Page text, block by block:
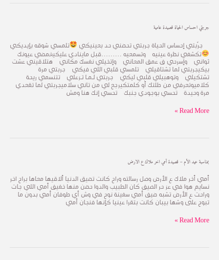
جربتي احساس الحياة قصيدة عامية
جرّبتي إحساس الحياة جربتي تحضني حد بعينيكي
تلمسي شوقه بإيديكي
تكشفي نظرة عينيه وتسمعيه ………قبل ماينادي عليكيغمضي عيونك
ثواني وإسرحي ف عمق المعاني وإتخيلي نفسك مكاني هتلاقيني عشت
بيكيجربتي لما تشتاقيلي تلمسي قلبي اللي فيكي جربتي مرة
تشتكيلي وتوهبيلي قلبي ليكي جربتي لـــمــا تــزعلي تتنسمي ريحة
كلاميوتعرفي من طلتك أو كلمتكيرجع لي من تاني سلاميجربتي لما تقعدي
مرة وحيدة تحسي بوجودي جنبك تحسي إنك هنا ومش
جربتي
الحياة
قصيدة
عامية
Read More »
بمناسبة عيد الأم – قصيدة أمي اخر ملاك ع الارض
أمي أخر ملاك ع الأرض وصل رسالته وراح كانت تضيق الدنيا ألاقيها معاها براح اخر
نسايم هوا في عز حر الصيف كان الطبيب والدوا حضن منها خفيف أمي اللي جات
وراحت ع الأرض تشبه ضيف أمي سفينة نوح في وش أي طوفان أمي بدون ما
تبوح على وشها بيبان كانت بتقرا عينيا كإنها فنجان أمي
بمناسبة
الأم
–
قصيدة
أمي
ملاك
ع
Read More »